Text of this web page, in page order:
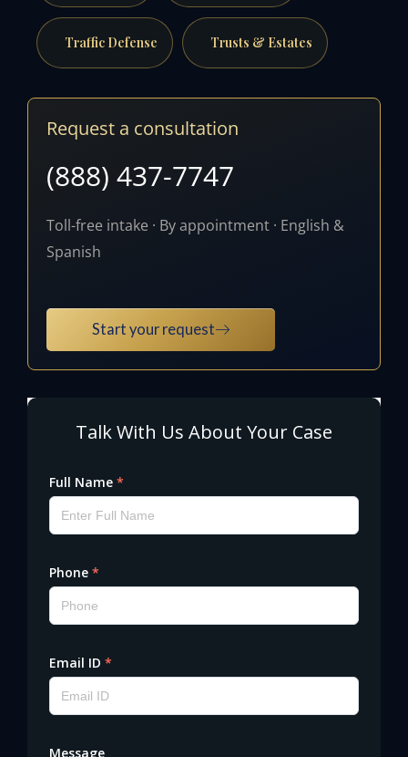
Traffic Defense Trusts & Estates
Request a consultation
(888) 437-7747
Toll-free intake · By appointment · English &
Spanish
Start your request